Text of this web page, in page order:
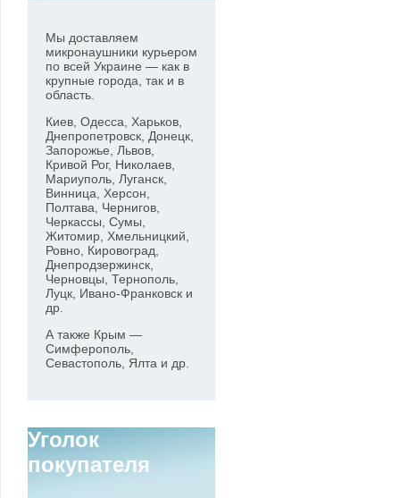
Мы доставляем
микронаушники курьером
по всей Украине — как в
крупные города, так и в
область.
Киев, Одесса, Харьков,
Днепропетровск, Донецк,
Запорожье, Львов,
Кривой Рог, Николаев,
Мариуполь, Луганск,
Винница, Херсон,
Полтава, Чернигов,
Черкассы, Сумы,
Житомир, Хмельницкий,
Ровно, Кировоград,
Днепродзержинск,
Черновцы, Тернополь,
Луцк, Ивано-Франковск и
др.
А также Крым —
Симферополь,
Севастополь, Ялта и др.
Уголок
покупателя